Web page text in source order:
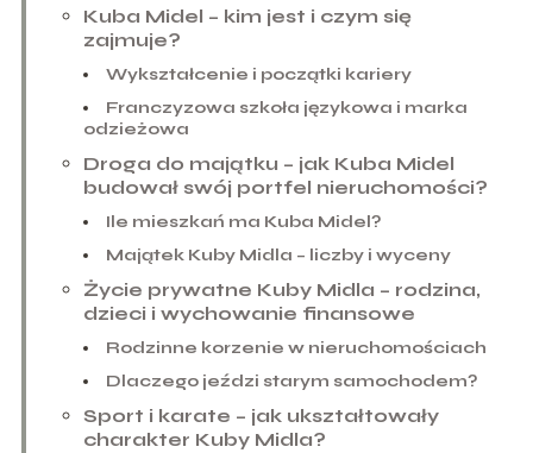
Kuba Midel – kim jest i czym się
zajmuje?
Wykształcenie i początki kariery
Franczyzowa szkoła językowa i marka
odzieżowa
Droga do majątku – jak Kuba Midel
budował swój portfel nieruchomości?
Ile mieszkań ma Kuba Midel?
Majątek Kuby Midla – liczby i wyceny
Życie prywatne Kuby Midla – rodzina,
dzieci i wychowanie finansowe
Rodzinne korzenie w nieruchomościach
Dlaczego jeździ starym samochodem?
Sport i karate – jak ukształtowały
charakter Kuby Midla?